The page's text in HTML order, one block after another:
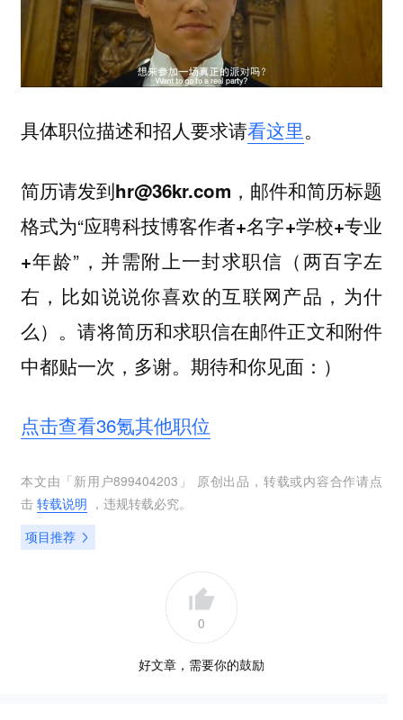
具体职位描述和招人要求请看这里。
简历请发到hr@36kr.com ，邮件和简历标题
格式为“应聘科技博客作者+名字+学校+专业
+年龄”，并需附上一封求职信（两百字左
右，比如说说你喜欢的互联网产品，为什
么）。请将简历和求职信在邮件正文和附件
中都贴一次，多谢。期待和你见面：）
点击查看36氪其他职位
本文由「 新用户899404203 」 原创出品，转载或内容合作请点
击 转载说明 ，违规转载必究。
项目推荐
0
好文章，需要你的鼓励